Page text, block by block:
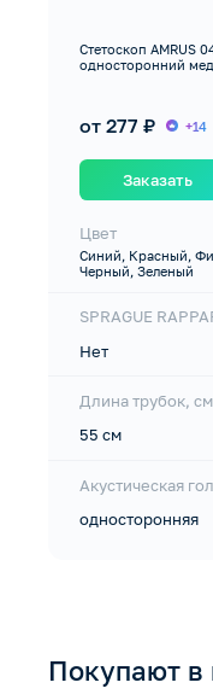
Стетоскоп AMRUS
односторонний
от 277 ₽ +14
Заказать
Цвет
Синий, Красный,
Черный, Зеленый
SPRAGUE
Нет
Длина трубок, см
55 см
Акустическая
односторонняя
Покупают в